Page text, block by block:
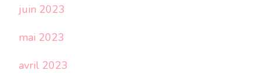
juin 2023
mai 2023
avril 2023